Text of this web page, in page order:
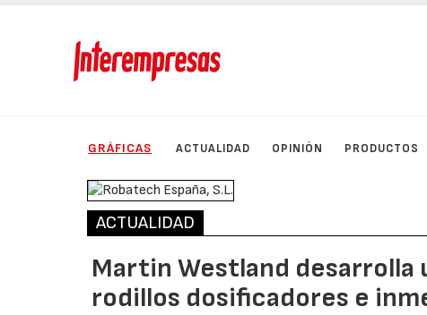
GRÁFICAS ACTUALIDAD OPINIÓN PRODUCTOS
ACTUALIDAD
Martin Westland
rodillos dosificadores e